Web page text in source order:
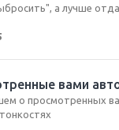
а лучше
вами
о просмотренных